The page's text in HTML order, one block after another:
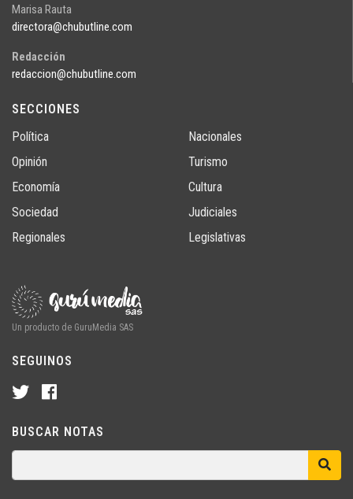
Marisa Rauta
directora@chubutline.com
Redacción
redaccion@chubutline.com
SECCIONES
Política
Opinión
Economía
Sociedad
Regionales
Nacionales
Turismo
Cultura
Judiciales
Legislativas
Un producto de GuruMedia SAS
SEGUINOS
BUSCAR NOTAS